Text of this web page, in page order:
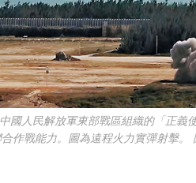
國人民解放軍東部戰區組織的「正義
作戰能力。圖為遠程火力實彈射擊。